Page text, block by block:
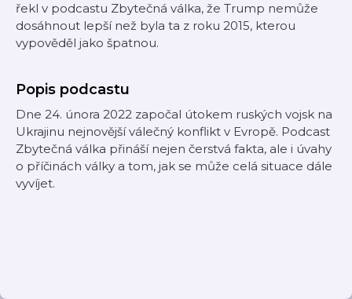
řekl v podcastu Zbytečná válka, že Trump nemůže
dosáhnout lepší než byla ta z roku 2015, kterou
vypověděl jako špatnou.
Popis podcastu
Dne 24. února 2022 započal útokem ruských vojsk na
Ukrajinu nejnovější válečný konflikt v Evropě. Podcast
Zbytečná válka přináší nejen čerstvá fakta, ale i úvahy
o příčinách války a tom, jak se může celá situace dále
vyvíjet.